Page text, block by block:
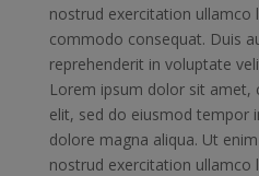
nostrud exercitation ullamco
commodo consequat. Duis
reprehenderit in voluptate
Lorem ipsum dolor sit amet,
elit, sed do eiusmod tempor
dolore magna aliqua. Ut
nostrud exercitation ullamco